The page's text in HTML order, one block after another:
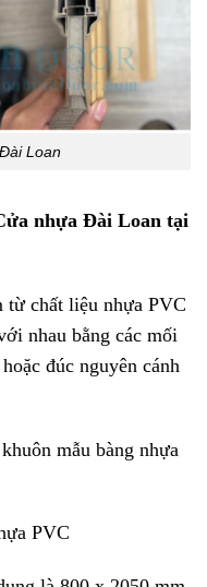
Loan
nhựa Đài Loan tại
chất liệu nhựa PVC
nhau bằng các mối
đúc nguyên cánh
mẫu bàng nhựa
PVC